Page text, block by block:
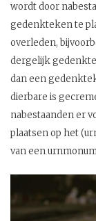
wordt door
gedenkteken te
overleden,
dergelijk
dan een
dierbare is
nabestaanden er
plaatsen op het
van een